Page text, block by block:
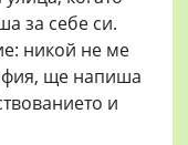
за себе си.
никой не ме
ще напиша
и